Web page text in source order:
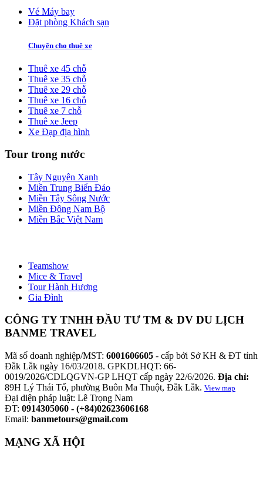
Vé Máy bay
Đặt phòng Khách sạn
Chuyên cho thuê xe
Thuê xe 45 chỗ
Thuê xe 35 chỗ
Thuê xe 29 chỗ
Thuê xe 16 chỗ
Thuê xe 7 chỗ
Thuê xe Jeep
Xe Đạp địa hình
Tour trong nước
Tây Nguyên Xanh
Miền Trung Biển Đảo
Miền Tây Sông Nước
Miền Đông Nam Bộ
Miền Bắc Việt Nam
Teamshow
Mice & Travel
Tour Hành Hương
Gia Đình
CÔNG TY TNHH ĐẦU TƯ TM & DV DU LỊCH
BANME TRAVEL
Mã số doanh nghiệp/MST: 6001606605 - cấp bởi Sở KH & ĐT tỉnh
Đắk Lắk ngày 16/03/2018. GPKDLHQT: 66-
0019/2026/CDLQGVN-GP LHQT cấp ngày 22/6/2026. Địa chỉ:
89H Lý Thái Tổ, phường Buôn Ma Thuột, Đắk Lắk. View map
Đại diện pháp luật: Lê Trọng Nam
ĐT: 0914305060 - (+84)02623606168
Email: banmetours@gmail.com
MẠNG XÃ HỘI